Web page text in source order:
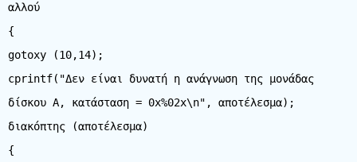
αλλού
{
gotoxy (10,14);
cprintf("Δεν είναι δυνατή η ανάγνωση της μονάδας
δίσκου A, κατάσταση = 0x%02x\n", αποτέλεσμα);
διακόπτης (αποτέλεσμα)
{